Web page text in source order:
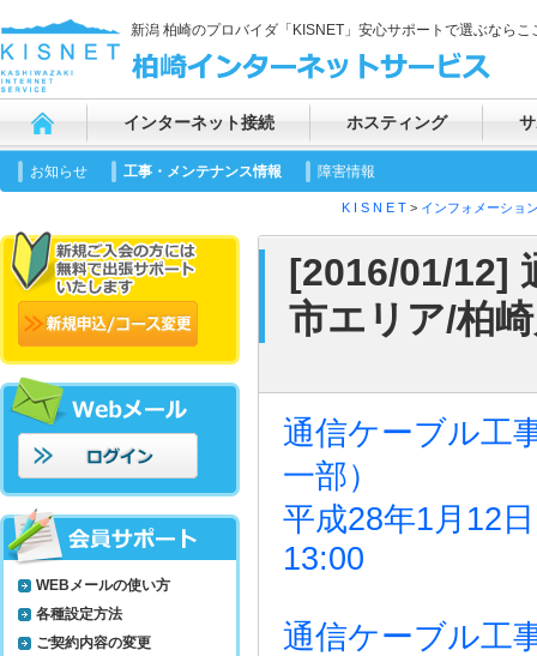
新潟 柏崎のプロバイダ「KISNET」安心サポートで選ぶならこ
インターネット接続 ホスティング
お知らせ 工事・メンテナンス情報 障害情報
K I S N E T > インフォメーショ
[2016/01/12]
市エリア/柏
通信ケーブル工
一部）
平成28年1月12
13:00
通信ケーブル工
WEBメールの使い方
各種設定方法
ご契約内容の変更